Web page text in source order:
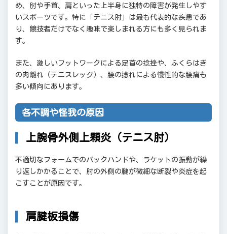
め、肘や手首、肩といった上半身に独特の障害が発生しやす
いスポーツです。特に「テニス肘」は最も代表的な疾患であ
り、競技者だけでなく趣味で楽しまれる方にも多く見られま
す。
また、激しいフットワークによる足首の捻挫や、ふくらはぎ
の肉離れ（テニスレッグ）、腰の捻れによる慢性的な腰痛も
多い傾向にあります。
各不調や怪我の原因
上腕骨外側上顆炎（テニス肘）
不適切なフォームでのバックハンドや、ラケットの振動が繰
り返しかかることで、肘の外側の腱が微細な断裂や炎症を起
こすことが原因です。
肩腱板損傷